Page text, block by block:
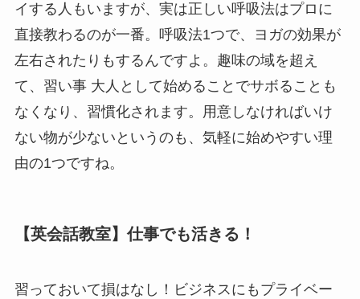
イする人もいますが、実は正しい呼吸法はプロに
直接教わるのが一番。呼吸法1つで、ヨガの効果が
左右されたりもするんですよ。趣味の域を超え
て、習い事 大人として始めることでサボることも
なくなり、習慣化されます。用意しなければいけ
ない物が少ないというのも、気軽に始めやすい理
由の1つですね。
【英会話教室】仕事でも活きる！
習っておいて損はなし！ビジネスにもプライベー